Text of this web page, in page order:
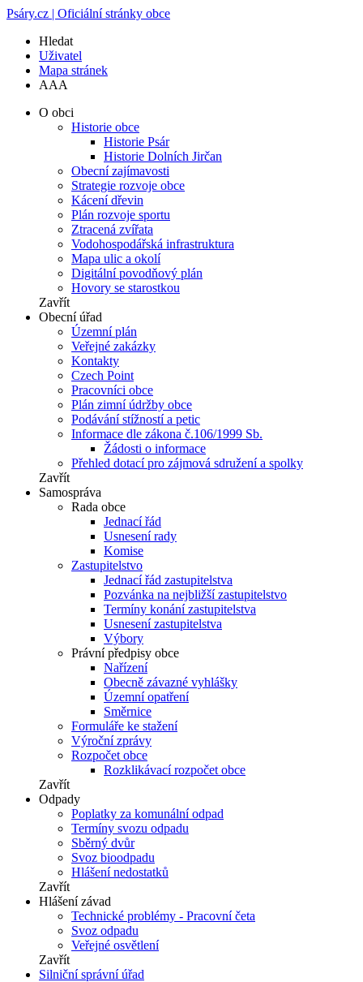
Psáry.cz | Oficiální stránky obce
Hledat
Uživatel
Mapa stránek
AAA
O obci
Historie obce
Historie Psár
Historie Dolních Jirčan
Obecní zajímavosti
Strategie rozvoje obce
Kácení dřevin
Plán rozvoje sportu
Ztracená zvířata
Vodohospodářská infrastruktura
Mapa ulic a okolí
Digitální povodňový plán
Hovory se starostkou
Zavřít
Obecní úřad
Územní plán
Veřejné zakázky
Kontakty
Czech Point
Pracovníci obce
Plán zimní údržby obce
Podávání stížností a petic
Informace dle zákona č.106/1999 Sb.
Žádosti o informace
Přehled dotací pro zájmová sdružení a spolky
Zavřít
Samospráva
Rada obce
Jednací řád
Usnesení rady
Komise
Zastupitelstvo
Jednací řád zastupitelstva
Pozvánka na nejbližší zastupitelstvo
Termíny konání zastupitelstva
Usnesení zastupitelstva
Výbory
Právní předpisy obce
Nařízení
Obecně závazné vyhlášky
Územní opatření
Směrnice
Formuláře ke stažení
Výroční zprávy
Rozpočet obce
Rozklikávací rozpočet obce
Zavřít
Odpady
Poplatky za komunální odpad
Termíny svozu odpadu
Sběrný dvůr
Svoz bioodpadu
Hlášení nedostatků
Zavřít
Hlášení závad
Technické problémy - Pracovní četa
Svoz odpadu
Veřejné osvětlení
Zavřít
Silniční správní úřad